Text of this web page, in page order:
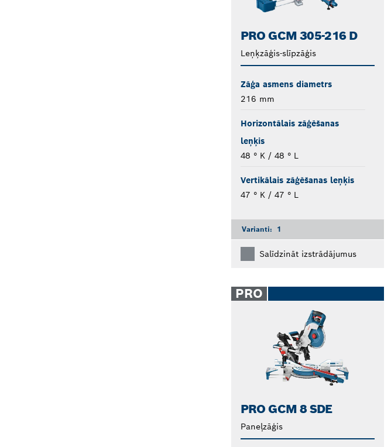
PRO GCM 305-216 D
Leņķzāģis-slīpzāģis
Zāģa asmens diametrs
216 mm
Horizontālais zāģēšanas
leņķis
48 ° K / 48 ° L
Vertikālais zāģēšanas leņķis
47 ° K / 47 ° L
Varianti: 1
Salīdzināt izstrādājumus
PRO
PRO GCM 8 SDE
Paneļzāģis